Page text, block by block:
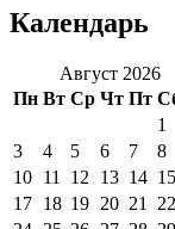
Календарь
Август 2026
Пн Вт Ср Чт Пт
1
3
4 5 6 7 8
10 11 12 13 14 15
17 18 19 20 21 22